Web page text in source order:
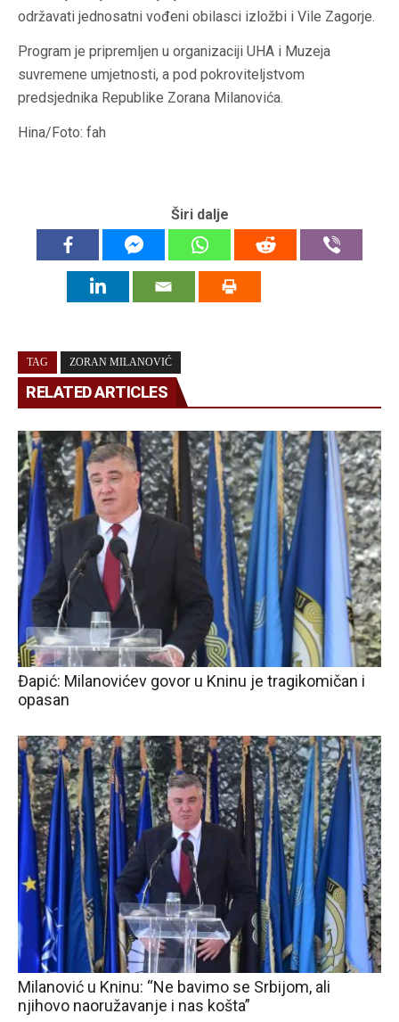
održavati jednosatni vođeni obilasci izložbi i Vile Zagorje.
Program je pripremljen u organizaciji UHA i Muzeja
suvremene umjetnosti, a pod pokroviteljstvom
predsjednika Republike Zorana Milanovića.
Hina/Foto: fah
Širi dalje
TAG ZORAN MILANOVIĆ
RELATED ARTICLES
Đapić: Milanovićev govor u Kninu je tragikomičan i
opasan
Milanović u Kninu: “Ne bavimo se Srbijom, ali
njihovo naoružavanje i nas košta”